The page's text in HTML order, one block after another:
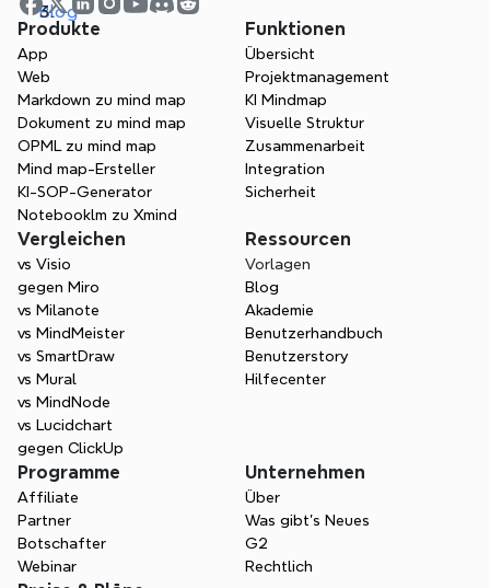
Blog
Produkte
App
Web
Markdown zu mind map
Dokument zu mind map
OPML zu mind map
Mind map-Ersteller
KI-SOP-Generator
Notebooklm zu Xmind
Funktionen
Übersicht
Projektmanagement
KI Mindmap
Visuelle Struktur
Zusammenarbeit
Integration
Sicherheit
Vergleichen
vs Visio
gegen Miro
vs Milanote
vs MindMeister
vs SmartDraw
vs Mural
vs MindNode
vs Lucidchart
gegen ClickUp
Ressourcen
Vorlagen
Blog
Akademie
Benutzerhandbuch
Benutzerstory
Hilfecenter
Programme
Affiliate
Partner
Botschafter
Webinar
Unternehmen
Über
Was gibt's Neues
G2
Rechtlich